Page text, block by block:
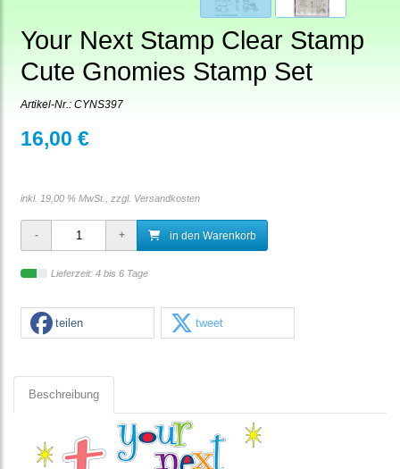
Your Next Stamp Clear Stamp
Cute Gnomies Stamp Set
Artikel-Nr.: CYNS397
16,00 €
inkl. 19,00 % MwSt., zzgl. Versandkosten
in den Warenkorb
Lieferzeit: 4 bis 6 Tage
teilen tweet
Beschreibung